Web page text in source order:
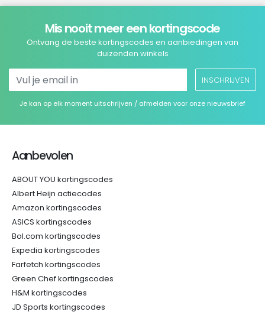
Mis nooit meer een kortingscode
Ontvang de beste kortingscodes en aanbiedingen van
duizenden winkels
INSCHRIJVEN
Je kan op elk moment uitschrijven / afmelden voor onze nieuwsbrief
Aanbevolen
ABOUT YOU kortingscodes
Albert Heijn actiecodes
Amazon kortingscodes
ASICS kortingscodes
Bol.com kortingscodes
Expedia kortingscodes
Farfetch kortingscodes
Green Chef kortingscodes
H&M kortingscodes
JD Sports kortingscodes